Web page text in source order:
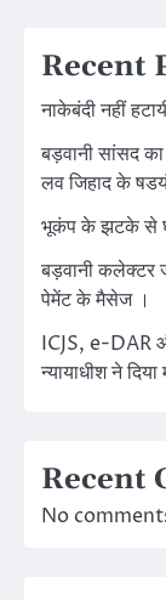
Recent
नाकेबंदी नहीं
बड़वानी सांसद
लव जिहाद के
भूकंप के झटके से
बड़वानी कलेक्टर
पेमेंट के मैसेज ।
ICJS, e-DAR
न्यायाधीश ने दिया
Recent
No